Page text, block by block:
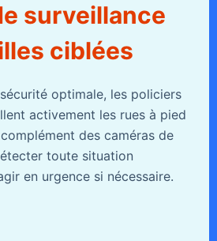
surveillance
ciblées
optimale, les policiers
activement les rues à pied
des caméras de
toute situation
en urgence si nécessaire.